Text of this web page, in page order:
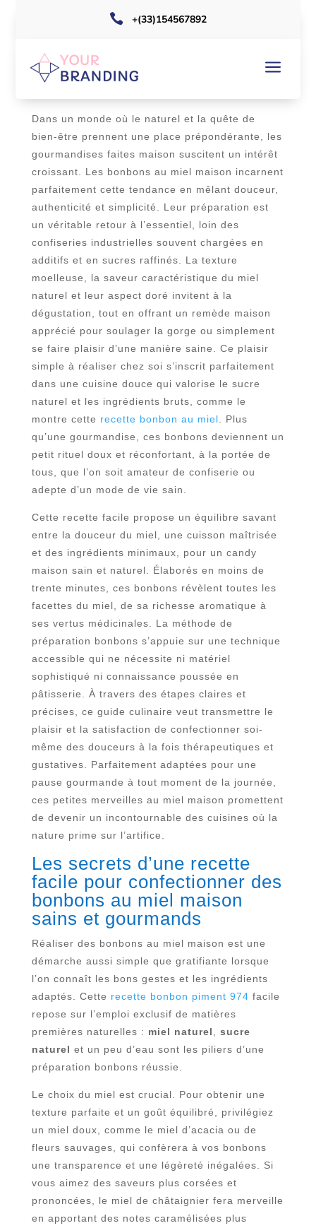
 +(33)154567892
a
RECETTE FACILE POUR PRÉPARER
DES BONBONS AU MIEL MAISON
Dans un monde où le naturel et la quête de
bien-être prennent une place prépondérante, les
gourmandises faites maison suscitent un intérêt
croissant. Les bonbons au miel maison incarnent
parfaitement cette tendance en mêlant douceur,
authenticité et simplicité. Leur préparation est
un véritable retour à l’essentiel, loin des
confiseries industrielles souvent chargées en
additifs et en sucres raffinés. La texture
moelleuse, la saveur caractéristique du miel
naturel et leur aspect doré invitent à la
dégustation, tout en offrant un remède maison
apprécié pour soulager la gorge ou simplement
se faire plaisir d’une manière saine. Ce plaisir
simple à réaliser chez soi s’inscrit parfaitement
dans une cuisine douce qui valorise le sucre
naturel et les ingrédients bruts, comme le
montre cette recette bonbon au miel . Plus
qu’une gourmandise, ces bonbons deviennent un
petit rituel doux et réconfortant, à la portée de
tous, que l’on soit amateur de confiserie ou
adepte d’un mode de vie sain.
Cette recette facile propose un équilibre savant
entre la douceur du miel, une cuisson maîtrisée
et des ingrédients minimaux, pour un candy
maison sain et naturel. Élaborés en moins de
trente minutes, ces bonbons révèlent toutes les
facettes du miel, de sa richesse aromatique à
ses vertus médicinales. La méthode de
préparation bonbons s’appuie sur une technique
accessible qui ne nécessite ni matériel
sophistiqué ni connaissance poussée en
pâtisserie. À travers des étapes claires et
précises, ce guide culinaire veut transmettre le
plaisir et la satisfaction de confectionner soi-
même des douceurs à la fois thérapeutiques et
gustatives. Parfaitement adaptées pour une
pause gourmande à tout moment de la journée,
ces petites merveilles au miel maison promettent
de devenir un incontournable des cuisines où la
nature prime sur l’artifice.
Les secrets d’une recette
facile pour confectionner des
bonbons au miel maison
sains et gourmands
Réaliser des bonbons au miel maison est une
démarche aussi simple que gratifiante lorsque
l’on connaît les bons gestes et les ingrédients
adaptés. Cette recette bonbon piment 974 facile
repose sur l’emploi exclusif de matières
premières naturelles : miel naturel
sucre
naturel et un peu d’eau sont les piliers d’une
préparation bonbons réussie.
Le choix du miel est crucial. Pour obtenir une
texture parfaite et un goût équilibré, privilégiez
un miel doux, comme le miel d’acacia ou de
fleurs sauvages, qui confèrera à vos bonbons
une transparence et une légèreté inégalées. Si
vous aimez des saveurs plus corsées et
prononcées, le miel de châtaignier fera merveille
en apportant des notes caramélisées plus